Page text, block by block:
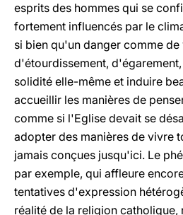
esprits des hommes qui se
fortement influencés par le
si bien qu'un danger comme de
d'étourdissement,
solidité elle-même et induire
accueillir les manières de
comme si l'Eglise devait se
adopter des manières de vivre
jamais conçues jusqu'ici. Le
par exemple, qui affleure
tentatives d'expression
réalité de la religion